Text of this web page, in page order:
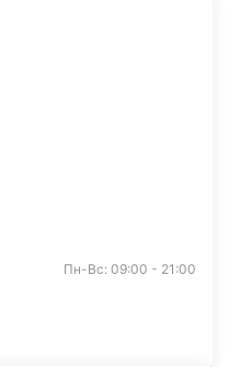
Пн-Вс: 09:00 - 21:00